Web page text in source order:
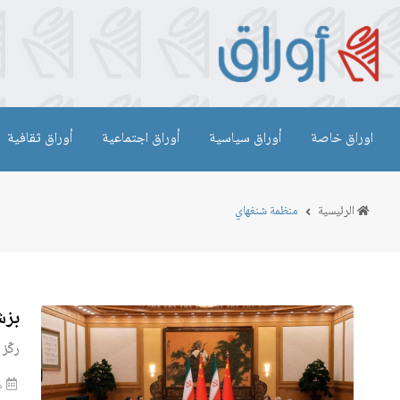
اوراق خاصة أوراق سياسية أوراق اجتماعية أوراق ثقافية
الرئيسية منظمة شنغهاي